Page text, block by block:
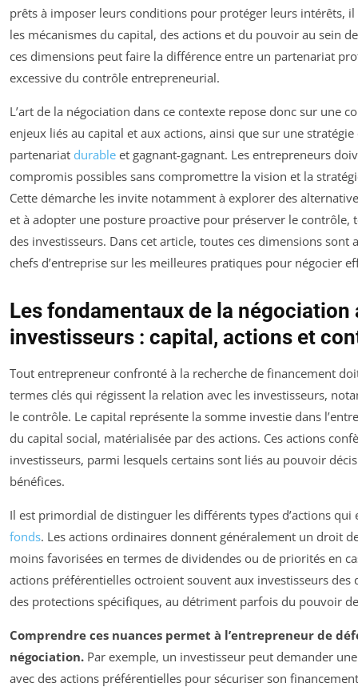
prêts à imposer leurs conditions pour protéger leurs intérêts,
les mécanismes du capital, des actions et du pouvoir au sein
ces dimensions peut faire la différence entre un partenariat
excessive du contrôle entrepreneurial.
L’art de la négociation dans ce contexte repose donc sur une
enjeux liés au capital et aux actions, ainsi que sur une
partenariat durable et gagnant-gagnant. Les entrepreneurs
compromis possibles sans compromettre la vision et la
Cette démarche les invite notamment à explorer des
et à adopter une posture proactive pour préserver le contrôle,
des investisseurs. Dans cet article, toutes ces dimensions sont
chefs d’entreprise sur les meilleures pratiques pour négocier
Les fondamentaux de la négociation
investisseurs : capital, actions et
Tout entrepreneur confronté à la recherche de financement
termes clés qui régissent la relation avec les investisseurs,
le contrôle. Le capital représente la somme investie dans
du capital social, matérialisée par des actions. Ces actions
investisseurs, parmi lesquels certains sont liés au pouvoir
bénéfices.
Il est primordial de distinguer les différents types d’actions qui
fonds. Les actions ordinaires donnent généralement un droit
moins favorisées en termes de dividendes ou de priorités en
actions préférentielles octroient souvent aux investisseurs
des protections spécifiques, au détriment parfois du pouvoir
Comprendre ces nuances permet à l’entrepreneur de
négociation. Par exemple, un investisseur peut demander
avec des actions préférentielles pour sécuriser son